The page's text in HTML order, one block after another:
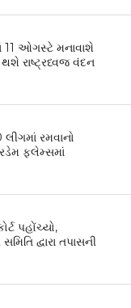
11 ઓગસ્ટે મનાવાશે
થશે રાષ્ટ્રધ્વજ વંદન
રમવાનો
ફ્લેમ્સમાં
પહોંચ્યો,
દ્વારા તપાસની